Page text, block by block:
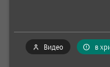
Видео в